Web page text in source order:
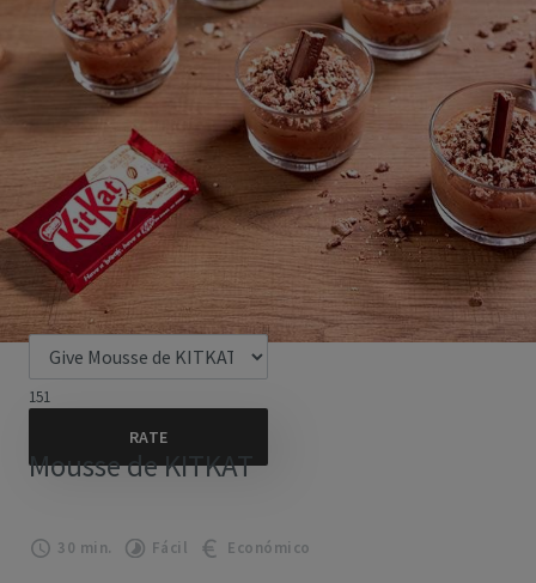
151
Mousse de KITKAT
30 min. Fácil Económico